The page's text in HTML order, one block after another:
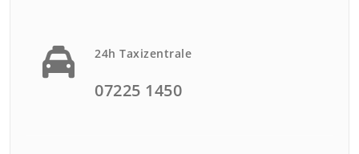
24h Taxizentrale
07225 1450